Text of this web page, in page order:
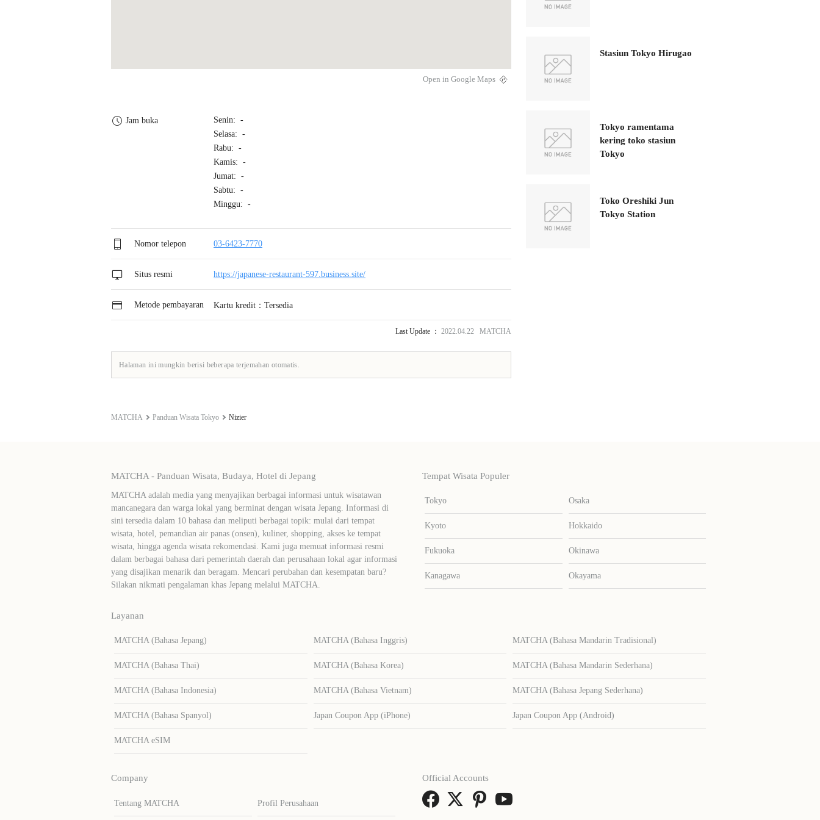
Open in Google Maps
Jam buka
Senin: -
Selasa: -
Rabu: -
Kamis: -
Jumat: -
Sabtu: -
Minggu: -
Nomor telepon 03-6423-7770
Situs resmi https://japanese-restaurant-597.business.site/
Metode pembayaran Kartu kredit：Tersedia
Last Update ： 2022.04.22 MATCHA
Halaman ini mungkin berisi beberapa terjemahan otomatis.
Stasiun Tokyo Hirugao
Tokyo ramentama
kering toko stasiun
Tokyo
Toko Oreshiki Jun
Tokyo Station
MATCHA Panduan Wisata Tokyo Nizier
MATCHA - Panduan Wisata, Budaya, Hotel di Jepang
MATCHA adalah media yang menyajikan berbagai informasi untuk wisatawan
mancanegara dan warga lokal yang berminat dengan wisata Jepang. Informasi di
sini tersedia dalam 10 bahasa dan meliputi berbagai topik: mulai dari tempat
wisata, hotel, pemandian air panas (onsen), kuliner, shopping, akses ke tempat
wisata, hingga agenda wisata rekomendasi. Kami juga memuat informasi resmi
dalam berbagai bahasa dari pemerintah daerah dan perusahaan lokal agar informasi
yang disajikan menarik dan beragam. Mencari perubahan dan kesempatan baru?
Silakan nikmati pengalaman khas Jepang melalui MATCHA.
Tempat Wisata Populer
Tokyo Osaka
Kyoto Hokkaido
Fukuoka Okinawa
Kanagawa Okayama
Layanan
MATCHA (Bahasa Jepang) MATCHA (Bahasa Inggris) MATCHA (Bahasa Mandarin Tradisional)
MATCHA (Bahasa Thai) MATCHA (Bahasa Korea) MATCHA (Bahasa Mandarin Sederhana)
MATCHA (Bahasa Indonesia) MATCHA (Bahasa Vietnam) MATCHA (Bahasa Jepang Sederhana)
MATCHA (Bahasa Spanyol) Japan Coupon App (iPhone) Japan Coupon App (Android)
MATCHA eSIM
Company
Tentang MATCHA Profil Perusahaan
Official Accounts